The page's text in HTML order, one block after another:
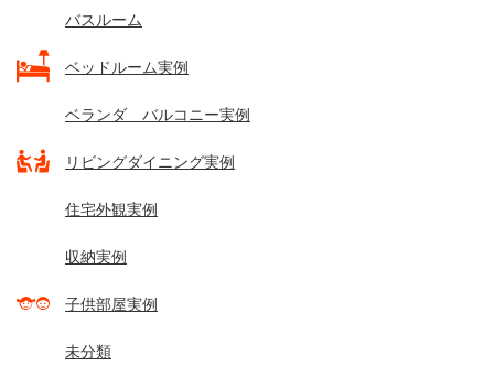
バスルーム
ベッドルーム実例
ベランダ バルコニー実例
リビングダイニング実例
住宅外観実例
収納実例
子供部屋実例
未分類